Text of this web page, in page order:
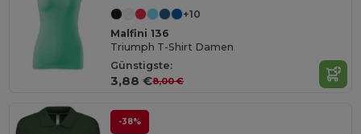
+10
Malfini 136
Triumph T-Shirt Damen
Günstigste:
3,88 €8,00 €
-38%